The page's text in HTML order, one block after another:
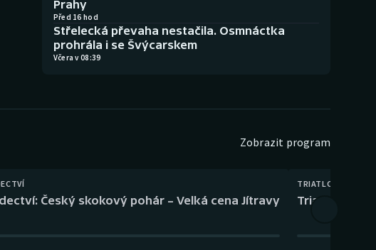
Prahy
Před 16 hod
Střelecká převaha nestačila. Osmnáctka
prohrála i se Švýcarskem
Včera v 08:39
Zobrazit program
Český skokový pohár – Velká cena Jítravy
TRIATLON
Triatlon: